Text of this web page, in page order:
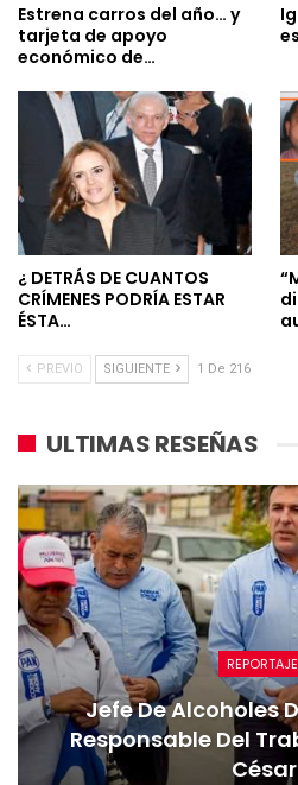
Estrena carros del año… y
tarjeta de apoyo
económico de…
¿ DETRÁS DE CUANTOS
CRÍMENES PODRÍA ESTAR
ÉSTA…
PREVIO SIGUIENTE 1 De 216
ULTIMAS RESEÑAS
Jefe De Alcoholes
Responsable Del